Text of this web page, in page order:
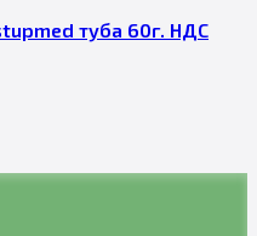
туба 60г. НДС